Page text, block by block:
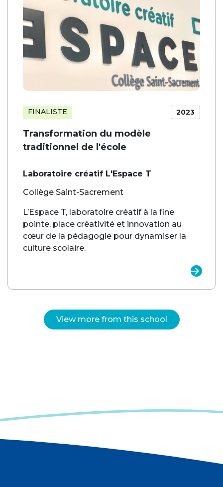
2023
FINALISTE
Transformation du modèle
traditionnel de l'école
Laboratoire créatif L'Espace T
Collège Saint-Sacrement
L’Espace T, laboratoire créatif à la fine
pointe, place créativité et innovation au
cœur de la pédagogie pour dynamiser la
culture scolaire.
View more from this school